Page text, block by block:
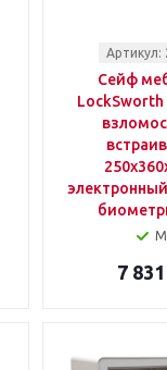
Артикул:
Сейф
LockSworth
7